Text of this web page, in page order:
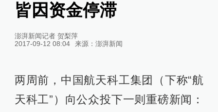
皆因资金停滞
澎湃新闻记者 贺梨萍
2017-09-12 08:04
来源： 澎湃新闻
两周前，中国航天科工集团（下称“航
天科工”）向公众投下一则重磅新闻：